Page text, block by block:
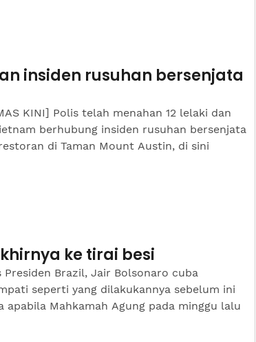
insiden rusuhan bersenjata
KINI] Polis telah menahan 12 lelaki dan
berhubung insiden rusuhan bersenjata
di Taman Mount Austin, di sini
ke tirai besi
Presiden Brazil, Jair Bolsonaro cuba
seperti yang dilakukannya sebelum ini
apabila Mahkamah Agung pada minggu lalu